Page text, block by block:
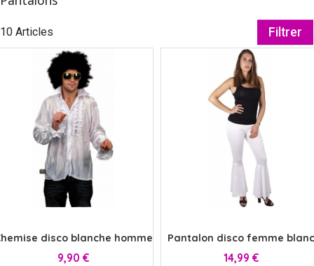
10 Articles Filtrer
disco blanche homme
Prix
9,90 €
Pantalon disco femme blanc
Prix
14,99 €